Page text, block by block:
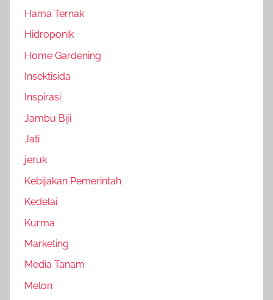
Hama Ternak
Hidroponik
Home Gardening
Insektisida
Inspirasi
Jambu Biji
Jati
jeruk
Kebijakan Pemerintah
Kedelai
Kurma
Marketing
Media Tanam
Melon